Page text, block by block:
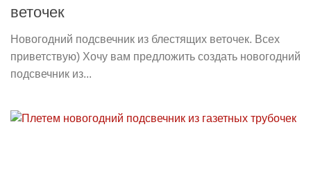
веточек
Новогодний подсвечник из блестящих веточек. Всех
приветствую) Хочу вам предложить создать новогодний
подсвечник из...